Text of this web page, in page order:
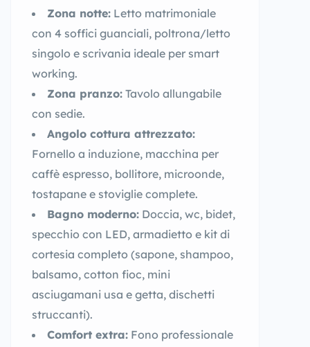
Zona notte: Letto matrimoniale
con 4 soffici guanciali, poltrona/letto
singolo e scrivania ideale per smart
working.
Zona pranzo: Tavolo allungabile
con sedie.
Angolo cottura attrezzato:
Fornello a induzione, macchina per
caffè espresso, bollitore, microonde,
tostapane e stoviglie complete.
Bagno moderno: Doccia, wc, bidet,
specchio con LED, armadietto e kit di
cortesia completo (sapone, shampoo,
balsamo, cotton fioc, mini
asciugamani usa e getta, dischetti
struccanti).
Comfort extra: Fono professionale